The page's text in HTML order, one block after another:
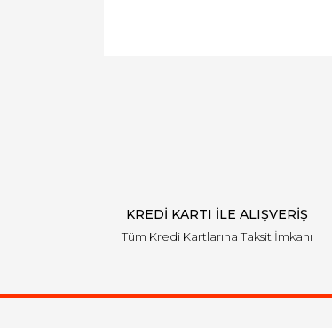
KREDİ KARTI İLE ALIŞVERİŞ
Tüm Kredi Kartlarına Taksit İmkanı